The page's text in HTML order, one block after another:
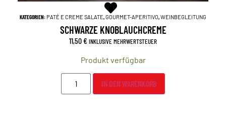
KATEGORIEN: PATÉ E CREME SALATE,GOURMET-APERITIVO,WEINBEGLEITUNG
SCHWARZE KNOBLAUCHCREME
11,50€ INKLUSIVE MEHRWERTSTEUER
Produkt verfügbar
IN DEN WARENKORB